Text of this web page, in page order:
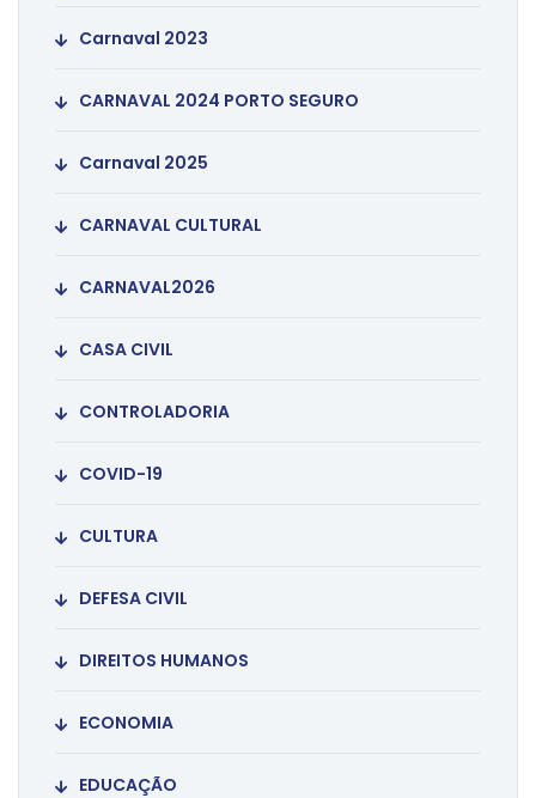
Carnaval 2023
CARNAVAL 2024 PORTO SEGURO
Carnaval 2025
CARNAVAL CULTURAL
CARNAVAL2026
CASA CIVIL
CONTROLADORIA
COVID-19
CULTURA
DEFESA CIVIL
DIREITOS HUMANOS
ECONOMIA
EDUCAÇÃO